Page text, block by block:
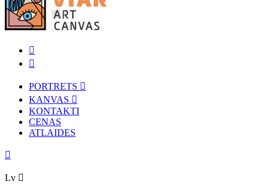
PORTRETS
KANVAS
KONTAKTI
CENAS
ATLAIDES
Lv